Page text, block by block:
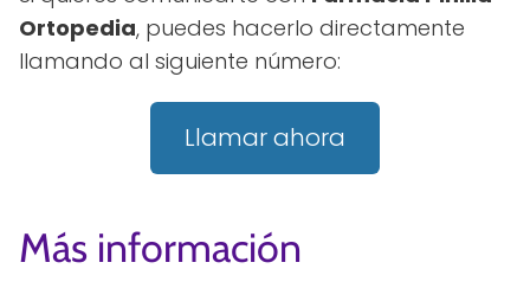
Ortopedia, puedes hacerlo directamente
llamando al siguiente número:
Llamar ahora
Más información